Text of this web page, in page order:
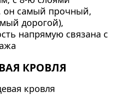
он самый прочный,
дорогой),
напрямую связана с
КРОВЛЯ